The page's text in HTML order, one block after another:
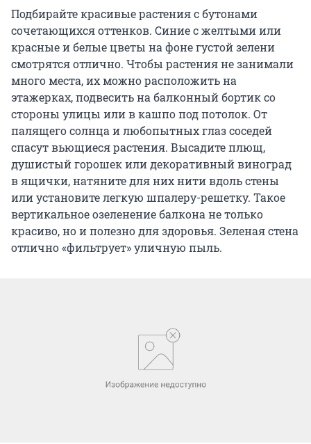
Подбирайте красивые растения с бутонами
сочетающихся оттенков. Синие с желтыми или
красные и белые цветы на фоне густой зелени
смотрятся отлично. Чтобы растения не занимали
много места, их можно расположить на
этажерках, подвесить на балконный бортик со
стороны улицы или в кашпо под потолок. От
палящего солнца и любопытных глаз соседей
спасут вьющиеся растения. Высадите плющ,
душистый горошек или декоративный виноград
в ящички, натяните для них нити вдоль стены
или установите легкую шпалеру-решетку. Такое
вертикальное озеленение балкона не только
красиво, но и полезно для здоровья. Зеленая стена
отлично «фильтрует» уличную пыль.